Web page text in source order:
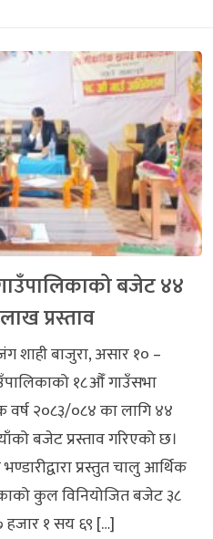
बजेट ४४
प्रस्ताव
शाही बाजुरा, असार १० –
१८औँ गाउँसभा
२०८३/०८४ का लागि ४४
बजेट प्रस्ताव गरिएको छ।
प्रस्तुत चालु आर्थिक
कुल विनियोजित बजेट ३८
१ सय ६९ […]